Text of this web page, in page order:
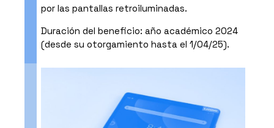
por las pantallas retroiluminadas.
Duración del beneficio: año académico 2024
(desde su otorgamiento hasta el 1/04/25).